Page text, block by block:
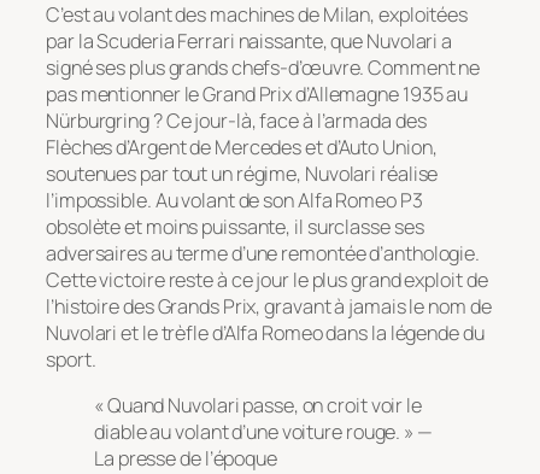
C’est au volant des machines de Milan, exploitées
par la Scuderia Ferrari naissante, que Nuvolari a
signé ses plus grands chefs-d’œuvre. Comment ne
pas mentionner le Grand Prix d’Allemagne 1935 au
Nürburgring ? Ce jour-là, face à l’armada des
Flèches d’Argent de Mercedes et d’Auto Union,
soutenues par tout un régime, Nuvolari réalise
l’impossible. Au volant de son Alfa Romeo P3
obsolète et moins puissante, il surclasse ses
adversaires au terme d’une remontée d’anthologie.
Cette victoire reste à ce jour le plus grand exploit de
l’histoire des Grands Prix, gravant à jamais le nom de
Nuvolari et le trèfle d’Alfa Romeo dans la légende du
sport.
« Quand Nuvolari passe, on croit voir le
diable au volant d’une voiture rouge. » —
La presse de l’époque